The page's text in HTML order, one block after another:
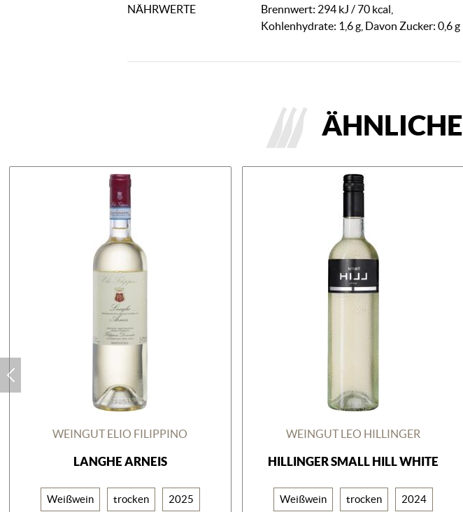
NÄHRWERTE
Brennwert: 294 kJ / 70 kcal,
Kohlenhydrate: 1,6 g, Davon Zucker: 0,6 g
ÄHNLICHE
WEINGUT ELIO FILIPPINO
LANGHE ARNEIS
Weißwein trocken 2025
WEINGUT LEO HILLINGER
HILLINGER SMALL HILL WHITE
Weißwein trocken 2024